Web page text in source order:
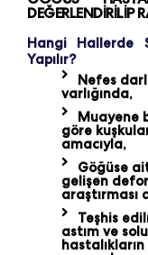
DEĞERLENDİRİLİP
Hangi Hallerde
Yapılır?
Nefes
varlığında,
Muayene
göre
amacıyla,
Göğüse
gelişen
araştırması
Teşhis
astım ve